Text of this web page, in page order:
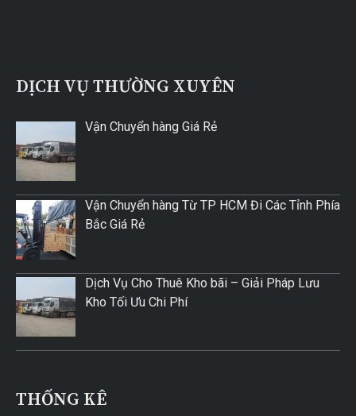
DỊCH VỤ THƯỜNG XUYÊN
Vận Chuyển hàng Giá Rẻ
Vận Chuyển hàng Từ TP HCM Đi Các Tỉnh Phía
Bắc Giá Rẻ
Dịch Vụ Cho Thuê Kho bãi – Giải Pháp Lưu
Kho Tối Ưu Chi Phí
THỐNG KÊ